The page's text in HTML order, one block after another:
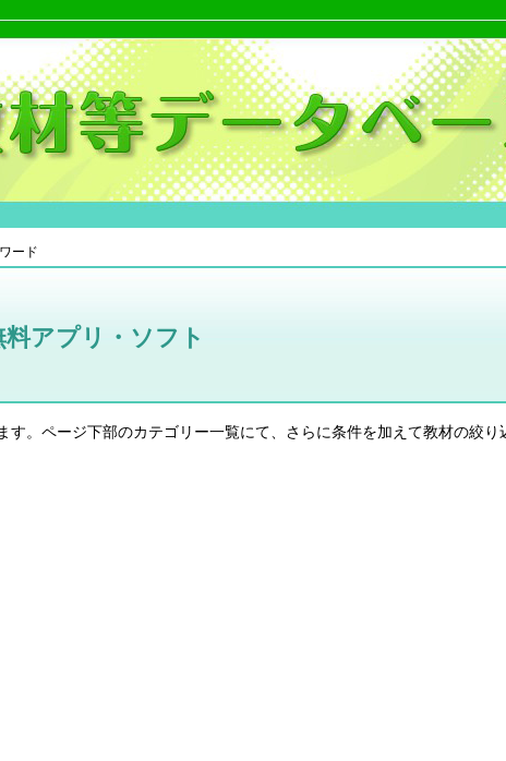
ード
アプリ・ソフト
。ページ下部のカテゴリー一覧にて、さらに条件を加えて教材の絞り